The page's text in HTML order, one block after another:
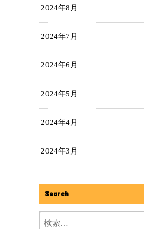
2024年8月
2024年7月
2024年6月
2024年5月
2024年4月
2024年3月
Search